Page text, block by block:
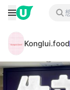
Konglui.food